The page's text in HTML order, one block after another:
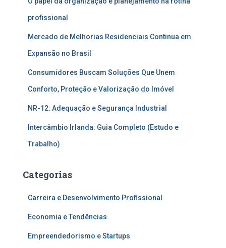
profissional
Mercado de Melhorias Residenciais Continua em
Expansão no Brasil
Consumidores Buscam Soluções Que Unem
Conforto, Proteção e Valorização do Imóvel
NR-12: Adequação e Segurança Industrial
Intercâmbio Irlanda: Guia Completo (Estudo e
Trabalho)
Categorias
Carreira e Desenvolvimento Profissional
Economia e Tendências
Empreendedorismo e Startups